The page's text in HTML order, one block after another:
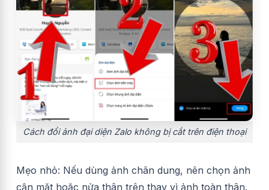
Cách đổi ảnh đại diện Zalo không bị cắt trên điện thoại
Mẹo nhỏ: Nếu dùng ảnh chân dung, nên chọn ảnh
cận mặt hoặc nửa thân trên thay vì ảnh toàn thân.